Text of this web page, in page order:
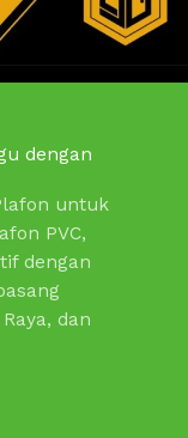
dengan
untuk
PVC,
dengan
dan